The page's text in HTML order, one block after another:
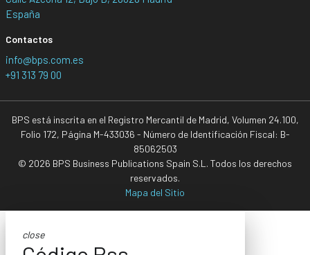
España
Contactos
info@bps.com.es
+91 313 79 00
BPS está inscrita en el Registro Mercantil de Madrid, Volumen 24.100,
Folio 172, Página M-433036 - Número de Identificación Fiscal: B-
85062503
© 2026 BPS Business Publications Spain S.L. Todos los derechos
reservados.
Mapa del Sitio
close